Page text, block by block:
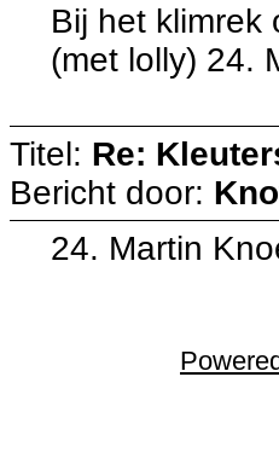
Bij het
(met lolly) 24.
Titel: Re:
Bericht door:
24. Martin